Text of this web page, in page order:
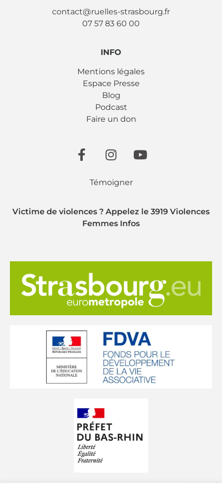
contact@ruelles-strasbourg.fr
07 57 83 60 00
INFO
Mentions légales
Espace Presse
Blog
Podcast
Faire un don
Témoigner
Victime de violences ? Appelez le 3919 Violences
Femmes Infos